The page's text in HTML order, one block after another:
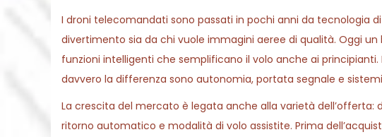
6
I droni telecomandati sono passati in pochi anni da tecnologia
divertimento sia da chi vuole immagini aeree di qualità. Oggi
funzioni intelligenti che semplificano il volo anche ai
davvero la differenza sono autonomia, portata segnale e
La crescita del mercato è legata anche alla varietà
ritorno automatico e modalità di volo assistite. Prima